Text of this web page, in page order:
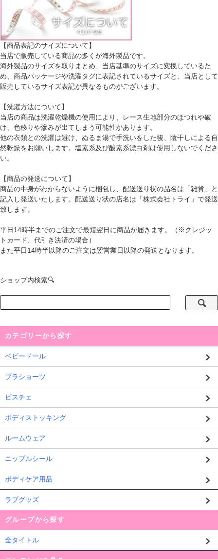
【商品表記のサイズについて】
当店で販売している商品の多くが海外製品です。
海外製品のサイズを取りまとめ、当店基準のサイズに変換しているた
め、商品パッケージや洗濯タグに表記されているサイズと、当店として
販売しているサイズ表記が異なるものがございます。
【洗濯方法について】
当店の商品は洗濯乾燥機の使用により、レース生地部分のほつれや破
け、色移りや滲みが出てしまう可能性があります。
他の衣類との洗濯は避け、ぬるま湯で手洗いをした後、陰干しによる自
然乾燥をお願いします。塩素系及び酸素系漂白剤は使用しないでくださ
い。
【商品の発送について】
商品の中身がわからないように梱包し、配送送り状の品名は「雑貨」と
記入し発送いたします。配送送り状の店名は「株式会社トライ」で発送
致します。
平日14時半までのご注文で最短翌日に商品が届きます。（※クレジッ
トカード、代引き決済の場合）
また平日14時半以降のご注文は翌営業日以降の発送となります。
ショップ内検索🔍
カテゴリーから探す
ベビードール
ブラショーツ
ビスチェ
ボディストッキング
ルームウェア
ニップルシール
ボディケア用品
ラブグッズ
グループから探す
全タイトル